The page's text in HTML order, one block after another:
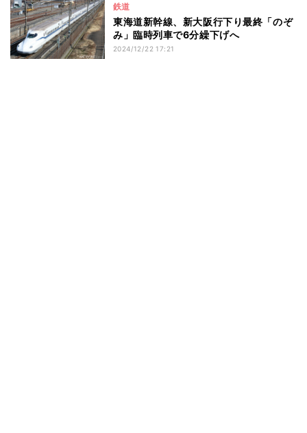
鉄道
東海道新幹線、新大阪行下り最終「のぞ
み」臨時列車で6分繰下げへ
2024/12/22 17:21